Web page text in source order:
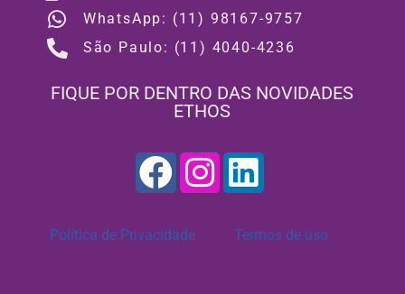
WhatsApp: (11) 98167-9757
São Paulo: (11) 4040-4236
FIQUE POR DENTRO DAS NOVIDADES
ETHOS
Política de Privacidade Termos de uso